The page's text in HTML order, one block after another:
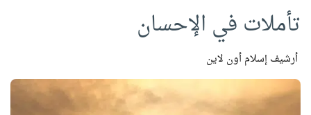
تأملات في الإحسان
أرشيف إسلام أون لاين